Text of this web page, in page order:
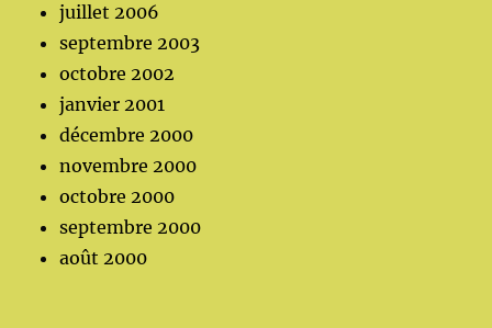
juillet 2006
septembre 2003
octobre 2002
janvier 2001
décembre 2000
novembre 2000
octobre 2000
septembre 2000
août 2000